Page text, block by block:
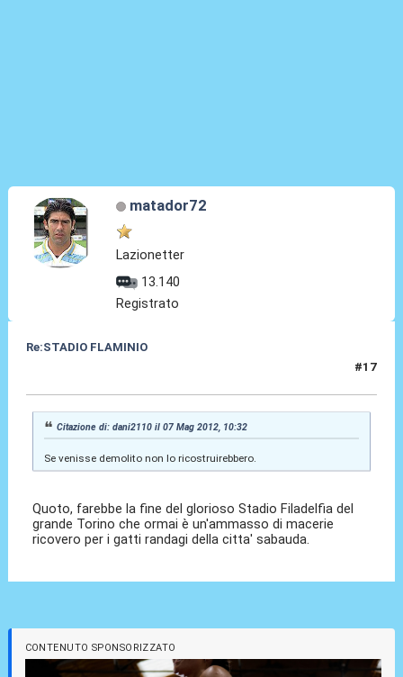
matador72
Lazionetter
13.140
Registrato
Re:STADIO FLAMINIO
#17
Citazione di: dani2110 il 07 Mag 2012, 10:32
Se venisse demolito non lo ricostruirebbero.
Quoto, farebbe la fine del glorioso Stadio Filadelfia del
grande Torino che ormai è un'ammasso di macerie
ricovero per i gatti randagi della citta' sabauda.
CONTENUTO SPONSORIZZATO